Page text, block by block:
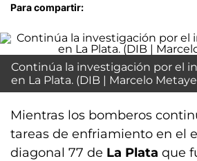
Para compartir:
Continúa la investigación por el
en La Plata. (DIB | Marcelo
Mientras los bomberos
tareas de enfriamiento en el
diagonal 77 de La Plata que